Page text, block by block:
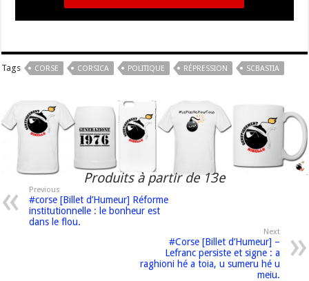
Tags CORSE CORSICA POLITIQUE RÉPRESSION SCBASTIA
Produits à partir de 13e
Previous
#corse [Billet d’Humeur] Réforme
institutionnelle : le bonheur est
dans le flou.
Next
#Corse [Billet d’Humeur] –
Lefranc persiste et signe : a
raghioni hé a toia, u sumeru hé u
meiu.